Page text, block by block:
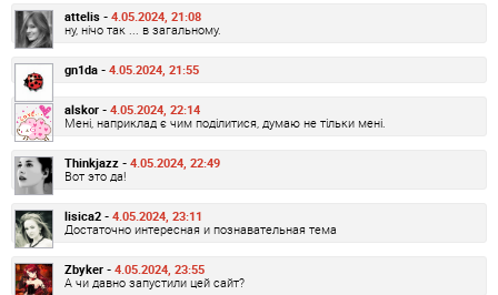
attelis - 4.05.2024, 21:08
ну, нічо так ... в загальному.
gn1da - 4.05.2024, 21:55
alskor - 4.05.2024, 22:14
Мені, наприклад є чим поділитися, думаю не тільки мені.
Thinkjazz - 4.05.2024, 22:49
Вот это да!
lisica2 - 4.05.2024, 23:11
Достаточно интересная и познавательная тема
Zbyker - 4.05.2024, 23:55
А чи давно запустили цей сайт?